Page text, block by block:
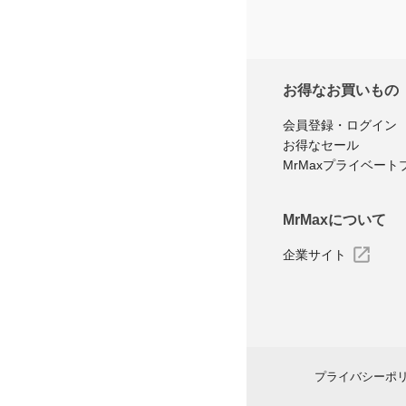
お得なお買いもの
会員登録・ログイン
お得なセール
MrMaxプライベート
MrMaxについて
企業サイト
プライバシーポ